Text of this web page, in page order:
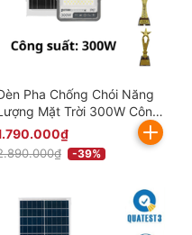
Pha Chống Chói Năng
Mặt Trời 300W Công
Mới KITAWA -
-39%